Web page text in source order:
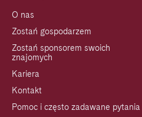
O nas
Zostań gospodarzem
Zostań sponsorem swoich
znajomych
Kariera
Kontakt
Pomoc i często zadawane pytania